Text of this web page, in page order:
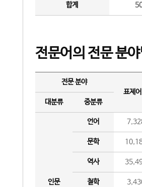
합계
전문어의 전문 분
전문 분야
표제
대분류
중분류
인문
언어
문학
역사
철학